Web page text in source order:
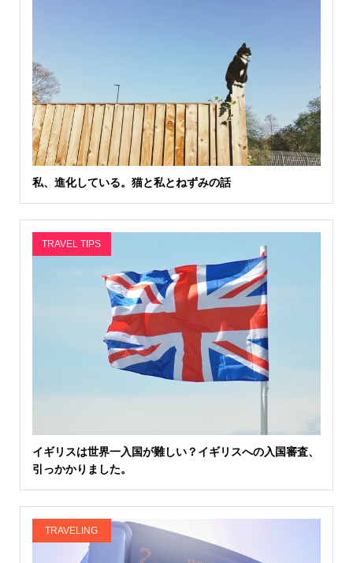
私、進化している。猫と私とねずみの話
TRAVEL TIPS
イギリスは世界一入国が難しい？イギリスへの入国審査、
引っかかりました。
TRAVELING